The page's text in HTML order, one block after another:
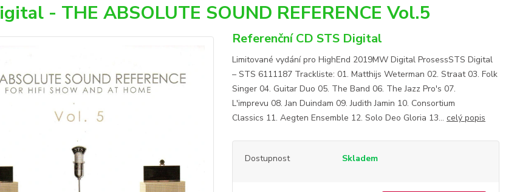
- THE ABSOLUTE SOUND REFERENCE Vol.5
Referenční CD STS Digital
Limitované vydání pro HighEnd 2019MW Digital ProsessSTS Digital
‎– STS 6111187 Trackliste: 01. Matthijs Weterman 02. Straat 03. Folk
Singer 04. Guitar Duo 05. The Band 06. The Jazz Pro's 07.
L'imprevu 08. Jan Duindam 09. Judith Jamin 10. Consortium
Classics 11. Aegten Ensemble 12. Solo Deo Gloria 13... celý popis
Dostupnost Skladem